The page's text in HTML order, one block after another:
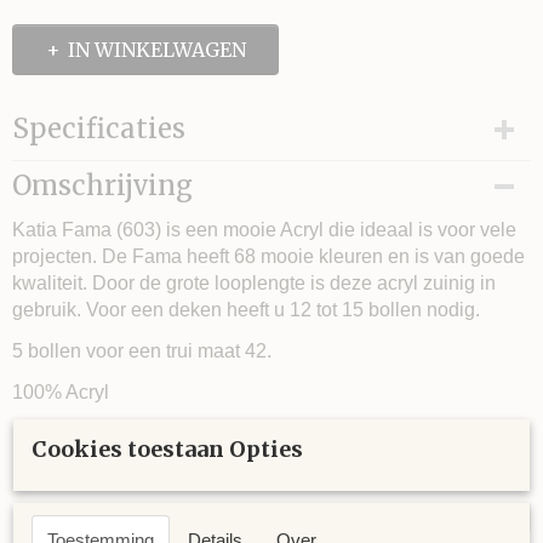
IN WINKELWAGEN
Specificaties
Looplengte
Stekenverhouding (10x10 cm)
Omschrijving
Katia Fama (603) is een mooie Acryl die ideaal is voor vele
projecten. De Fama heeft 68 mooie kleuren en is van goede
kwaliteit. Door de grote looplengte is deze acryl zuinig in
gebruik. Voor een deken heeft u 12 tot 15 bollen nodig.
5 bollen voor een trui maat 42.
100% Acryl
Cookies toestaan Opties